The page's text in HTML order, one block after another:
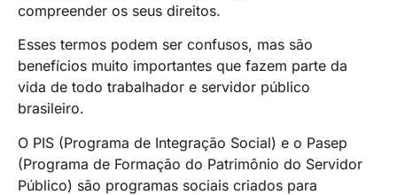
compreender os seus direitos.
Esses termos podem ser confusos, mas são
benefícios muito importantes que fazem parte da
vida de todo trabalhador e servidor público
brasileiro.
O PIS (Programa de Integração Social) e o Pasep
(Programa de Formação do Patrimônio do Servidor
Público) são programas sociais criados para